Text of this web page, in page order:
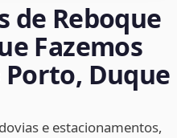
de Reboque
Fazemos
Duque
e estacionamentos,